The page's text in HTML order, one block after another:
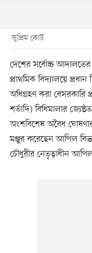
সুপ্রিম কোর্ট
দেশের সর্বোচ্চ
প্রাথমিক বিদ্যালয়ে
অধিগ্রহণ করা বেসরকারি
শর্তাদি) বিধিমালার
অংশবিশেষ অবৈধ
মঞ্জুর করেছেন আপিল
চৌধুরীর নেতৃত্বাধীন